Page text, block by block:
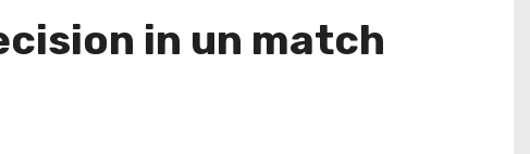
in un match